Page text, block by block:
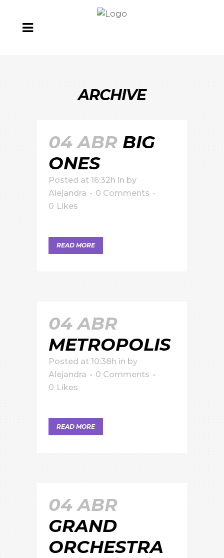
ARCHIVE
04 ABR BIG
ONES
Posted at 16:32h in by
Alejandra
0 Comments
0 Likes
READ MORE
04 ABR
METROPOLIS
Posted at 10:38h in by
Alejandra
0 Comments
0 Likes
READ MORE
04 ABR
GRAND
ORCHESTRA